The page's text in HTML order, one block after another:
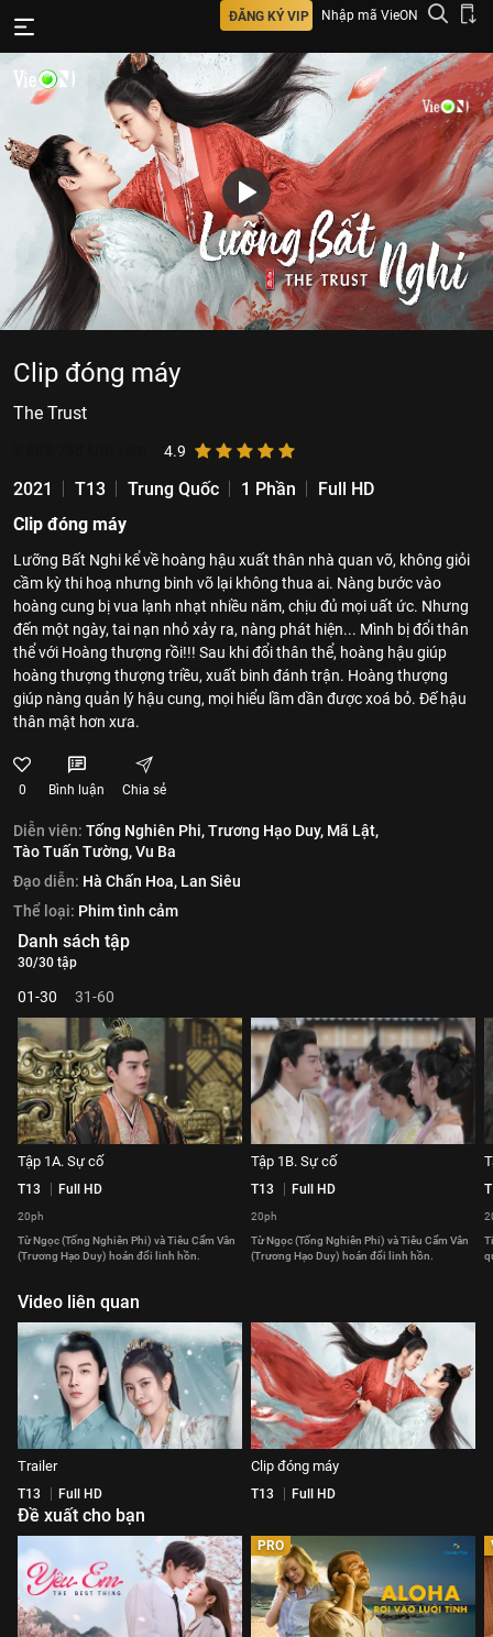
ĐĂNG KÝ VIP Nhập mã VieON
Clip đóng máy
The Trust
4.9
2021 T13 Trung Quốc 1 Phần
Full HD
Clip đóng máy
Lưỡng Bất Nghi kể về hoàng hậu xuất thân nhà quan võ, không giỏi
cầm kỳ thi hoạ nhưng binh võ lại không thua ai. Nàng bước vào
hoàng cung bị vua lạnh nhạt nhiều năm, chịu đủ mọi uất ức. Nhưng
đến một ngày, tai nạn nhỏ xảy ra, nàng phát hiện... Mình bị đổi thân
thể với Hoàng thượng rồi!!! Sau khi đổi thân thể, hoàng hậu giúp
hoàng thượng thượng triều, xuất binh đánh trận. Hoàng thượng
giúp nàng quản lý hậu cung, mọi hiểu lầm dần được xoá bỏ. Đế hậu
thân mật hơn xưa.
0 Bình luận Chia sẻ
Diễn viên: Tống Nghiên Phi,Trương Hạo Duy, Mã Lật,
Tào Tuấn Tường,Vu Ba
Đạo diễn: Hà Chấn Hoa, Lan Siêu
Thể loại: Phim tình cảm
Danh sách tập
30/30 tập
01-30 31-60
Tập 1A. Sự cố
T13 Full HD
20ph
Từ Ngọc (Tống Nghiên Phi) và Tiêu Cẩm Vân
(Trương Hạo Duy) hoán đổi linh hồn.
Tập 1B. Sự cố
T13 Full HD
20ph
Từ Ngọc (Tống Nghiên Phi) và Tiêu Cẩm Vân
(Trương Hạo Duy) hoán đổi linh hồn.
Video liên quan
Trailer
T13 Full HD
Clip đóng máy
T13 Full HD
Đề xuất cho bạn
PRO